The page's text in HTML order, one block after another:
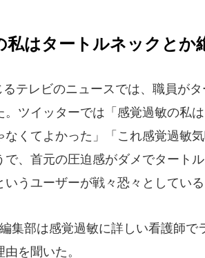
私はタートルネックとか
テレビのニュースでは、職員が
。ツイッターでは「感覚過敏の私
くてよかった」「これ感覚過敏
、首元の圧迫感がダメでタート
うユーザーが戦々恐々としている
集部は感覚過敏に詳しい看護師で
を聞いた。